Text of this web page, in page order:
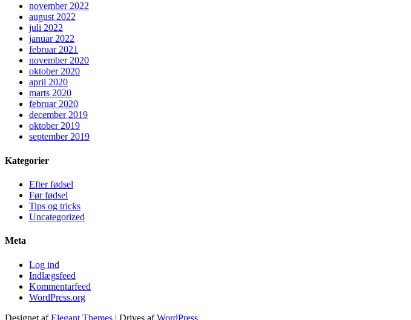
november 2022
august 2022
juli 2022
januar 2022
februar 2021
november 2020
oktober 2020
april 2020
marts 2020
februar 2020
december 2019
oktober 2019
september 2019
Kategorier
Efter fødsel
Før fødsel
Tips og tricks
Uncategorized
Meta
Log ind
Indlægsfeed
Kommentarfeed
WordPress.org
Designet afElegant Themes | Drives afWordPress